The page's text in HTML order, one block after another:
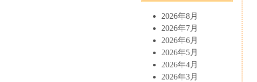
2026年8月
2026年7月
2026年6月
2026年5月
2026年4月
2026年3月